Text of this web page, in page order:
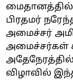
பிரதமர்
அமைச்சர்
அமைச்சர்கள்
விழாவில்